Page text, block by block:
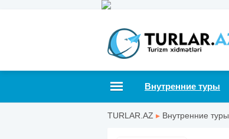
Внутренние туры
TURLAR.AZ ▸ Внутренние туры